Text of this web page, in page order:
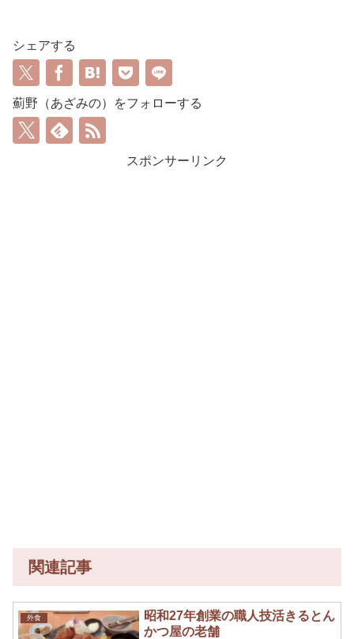
シェアする
薊野（あざみの）をフォローする
スポンサーリンク
関連記事
外食
昭和27年創業の職人技活きるとん
かつ屋の老舗